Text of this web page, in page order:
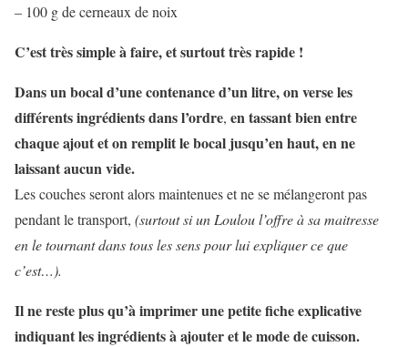
– 100 g de cerneaux de noix
C’est très simple à faire, et surtout très rapide !
Dans un bocal d’une contenance d’un litre, on verse les
différents ingrédients dans l’ordre, en tassant bien entre
chaque ajout et on remplit le bocal jusqu’en haut, en ne
laissant aucun vide.
Les couches seront alors maintenues et ne se mélangeront pas
pendant le transport, (surtout si un Loulou l’offre à sa maitresse
en le tournant dans tous les sens pour lui expliquer ce que
c’est…).
Il ne reste plus qu’à imprimer une petite fiche explicative
indiquant les ingrédients à ajouter et le mode de cuisson.